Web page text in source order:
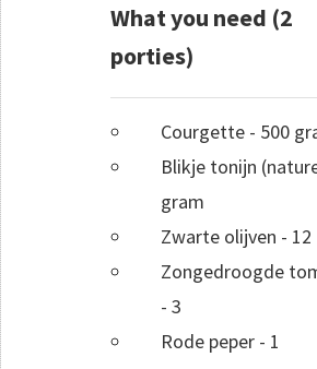
What you need (2
porties)
Courgette - 500
Blikje tonijn
gram
Zwarte olijven - 12
Zongedroogde
- 3
Rode peper - 1